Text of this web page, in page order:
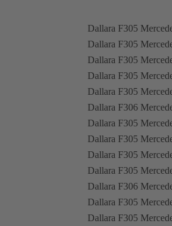
Dallara F305
Dallara F305
Dallara F305
Dallara F305
Dallara F305
Dallara F306
Dallara F305
Dallara F305
Dallara F305
Dallara F305
Dallara F306
Dallara F305
Dallara F305